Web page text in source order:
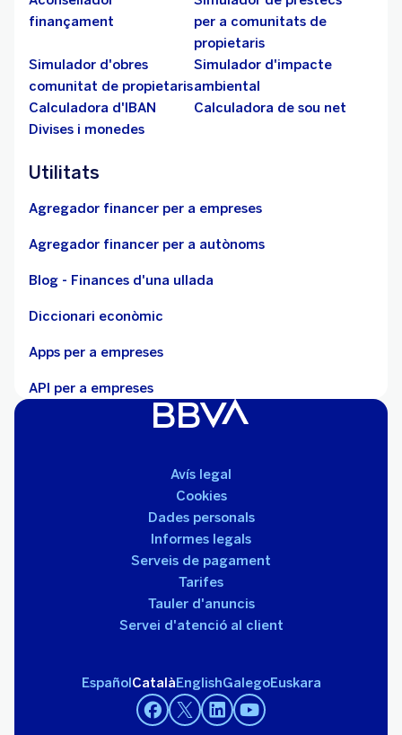
finançament
per a comunitats de
propietaris
Simulador d'obres
comunitat de propietaris
Simulador d'impacte
ambiental
Calculadora d'IBAN
Calculadora de sou net
Divises i monedes
Utilitats
Agregador financer per a empreses
Agregador financer per a autònoms
Blog - Finances d'una ullada
Diccionari econòmic
Apps per a empreses
API per a empreses
Avís legal
Cookies
Dades personals
Informes legals
Serveis de pagament
Tarifes
Tauler d'anuncis
Servei d'atenció al client
Español CatalàEnglishGalegoEuskara